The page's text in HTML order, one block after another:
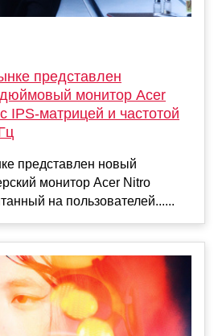
представлен
дюймовый монитор Acer
IPS-матрицей и частотой
представлен новый
монитор Acer Nitro
на пользователей......